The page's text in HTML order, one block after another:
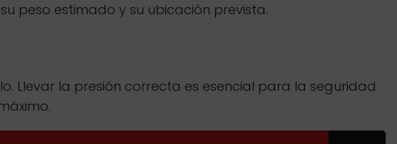
peso estimado y su ubicación prevista.
Llevar la presión correcta es esencial para la seguridad